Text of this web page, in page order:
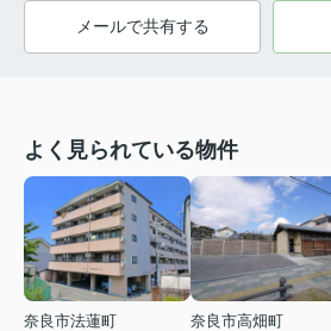
メールで共有する
よく見られている物件
奈良市法蓮町
奈良市高畑町